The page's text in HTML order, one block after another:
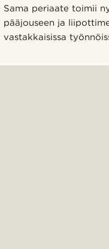
Sama periaate toimii
pääjouseen ja
vastakkaisissa